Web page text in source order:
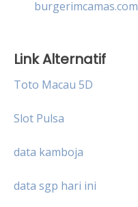
burgerimcamas.com
Link Alternatif
Toto Macau 5D
Slot Pulsa
data kamboja
data sgp hari ini